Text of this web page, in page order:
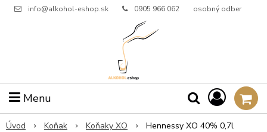
info@alkohol-eshop.sk 0905 966 062 osobný odber
Menu
Úvod Koňak Koňaky XO Hennessy XO 40% 0,7l